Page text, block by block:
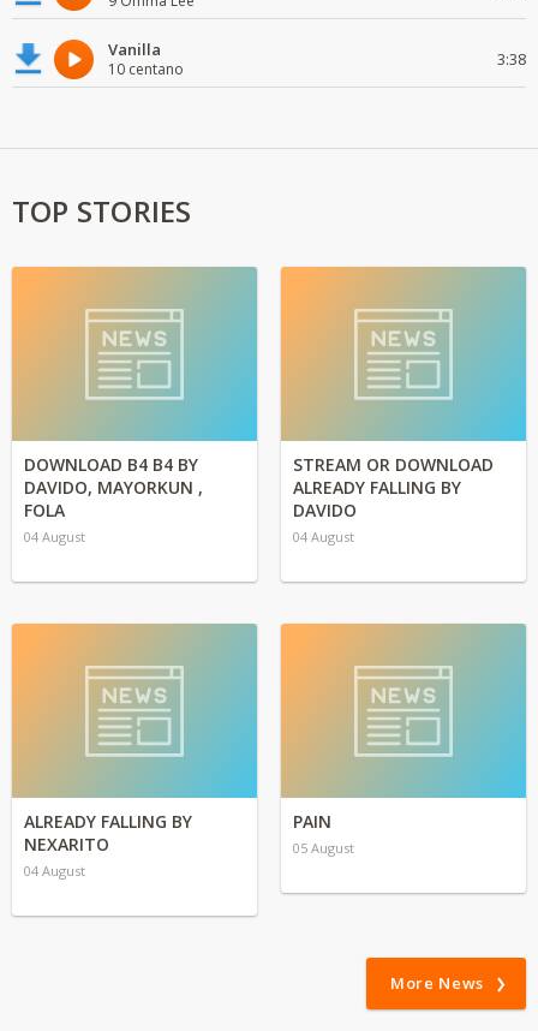
Vanilla
10 centano 3:38
TOP STORIES
DOWNLOAD B4 B4 BY
DAVIDO, MAYORKUN ,
FOLA
04 August
STREAM OR DOWNLOAD
ALREADY FALLING BY
DAVIDO
04 August
ALREADY FALLING BY
NEXARITO
04 August
PAIN
05 August
More News